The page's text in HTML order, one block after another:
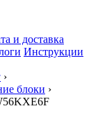
и доставка
Инструкции
›
блоки ›